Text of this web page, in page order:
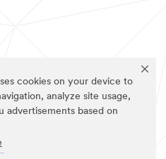
cookies on your device to
analyze site usage,
advertisements based on